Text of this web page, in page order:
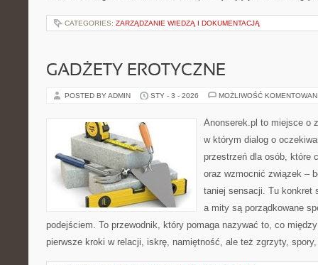
CATEGORIES: ZARZĄDZANIE WIEDZĄ I DOKUMENTACJĄ
GADŻETY EROTYCZNE
POSTED BY ADMIN STY - 3 - 2026 MOŻLIWOŚĆ
Anonserek.pl to miejsce o
w którym dialog o
przestrzeń dla osób, które
oraz wzmocnić związek –
taniej sensacji. Tu konkret
a mity są porządkowane
podejściem. To przewodnik, który pomaga nazywać to, co
pierwsze kroki w relacji, iskrę, namiętność, ale też zgrzyty,